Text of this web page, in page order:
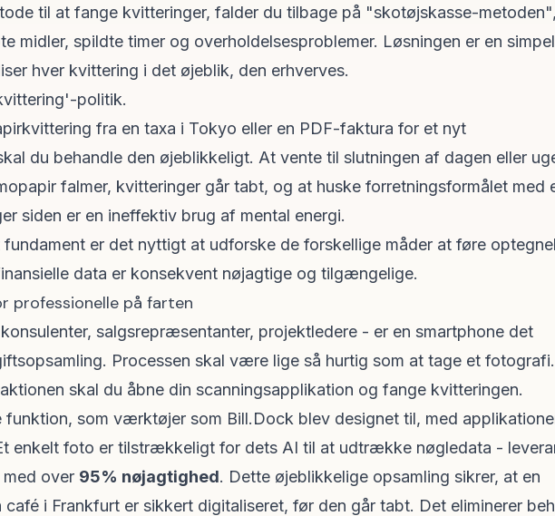
til at fange kvitteringer, falder du tilbage på "skotøjskasse-
midler, spildte timer og overholdelsesproblemer. Løsningen er en
hver kvittering i det øjeblik, den erhverves.
politik.
fra en taxa i Tokyo eller en PDF-faktura for et nyt
du behandle den øjeblikkeligt. At vente til slutningen af dagen eller
falmer, kvitteringer går tabt, og at huske forretningsformålet med
siden er en ineffektiv brug af mental energi.
fundament er det nyttigt at udforske de forskellige måder at føre
data er konsekvent nøjagtige og tilgængelige.
professionelle på farten
salgsrepræsentanter, projektledere - er en smartphone det
Processen skal være lige så hurtig som at tage et fotografi.
skal du åbne din scanningsapplikation og fange kvitteringen.
funktion, som værktøjer som Bill.Dock blev designet til, med
enkelt foto er tilstrækkeligt for dets AI til at udtrække nøgledata -
over 95% nøjagtighed. Dette øjeblikkelige opsamling sikrer, at en
i Frankfurt er sikkert digitaliseret, før den går tabt. Det eliminerer